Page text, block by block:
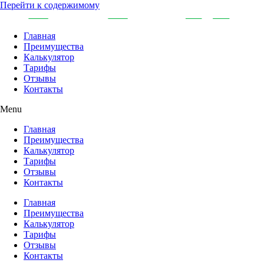
Перейти к содержимому
Главная
Преимущества
Калькулятор
Тарифы
Отзывы
Контакты
Menu
Главная
Преимущества
Калькулятор
Тарифы
Отзывы
Контакты
Главная
Преимущества
Калькулятор
Тарифы
Отзывы
Контакты